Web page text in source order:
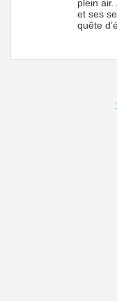
plein
et ses
quête
1